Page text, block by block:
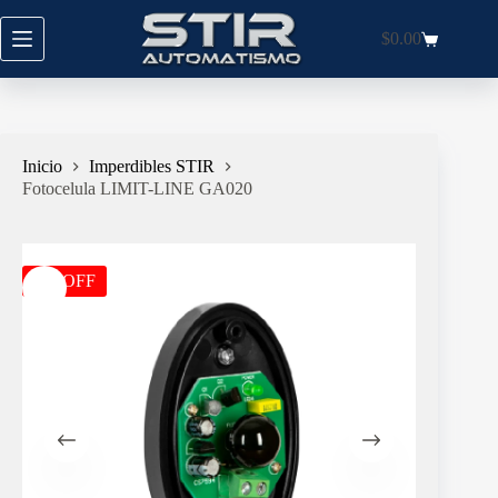
contenido
Carro
$0.00
Inicio
Imperdibles STIR
Fotocelula LIMIT-LINE GA020
-7%OFF